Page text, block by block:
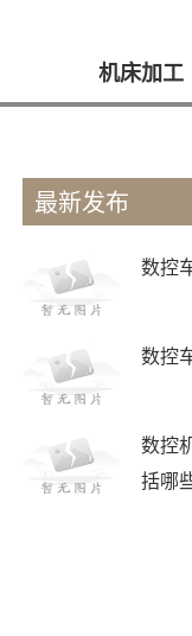
机床加工
最新发布
数控
数控
数控
括哪